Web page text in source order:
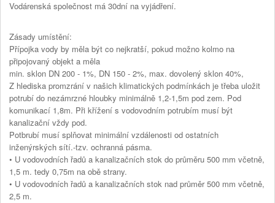
Vodárenská společnost má 30dní na vyjádření.
Zásady umístění:
Přípojka vody by měla být co nejkratší, pokud možno kolmo na
připojovaný objekt a měla
min. sklon DN 200 - 1%, DN 150 - 2%, max. dovolený sklon 40%,
Z hlediska promzrání v našich klimatických podmínkách je třeba uložit
potrubí do nezámrzné hloubky minimálně 1,2-1,5m pod zem. Pod
komunikací 1,8m. Při křížení s vodovodním potrubím musí být
kanalizační vždy pod.
Potbrubí musí splňovat minimální vzdálenosti od ostatních
inženýrských sítí.-tzv. ochranná pásma.
• U vodovodních řadů a kanalizačních stok do průměru 500 mm včetně,
1,5 m. tedy 0,75m na obě strany.
• U vodovodních řadů a kanalizačních stok nad průměr 500 mm včetně,
2,5 m.